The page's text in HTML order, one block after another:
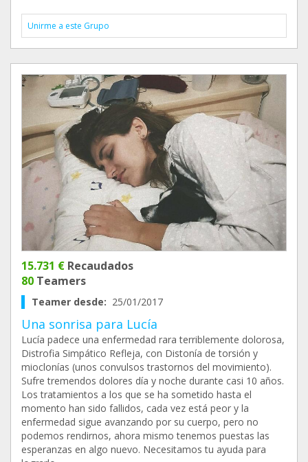
Unirme a este Grupo
15.731 € Recaudados
80 Teamers
Teamer desde: 25/01/2017
Una sonrisa para Lucía
Lucía padece una enfermedad rara terriblemente dolorosa,
Distrofia Simpático Refleja, con Distonía de torsión y
mioclonías (unos convulsos trastornos del movimiento).
Sufre tremendos dolores día y noche durante casi 10 años.
Los tratamientos a los que se ha sometido hasta el
momento han sido fallidos, cada vez está peor y la
enfermedad sigue avanzando por su cuerpo, pero no
podemos rendirnos, ahora mismo tenemos puestas las
esperanzas en algo nuevo. Necesitamos tu ayuda para